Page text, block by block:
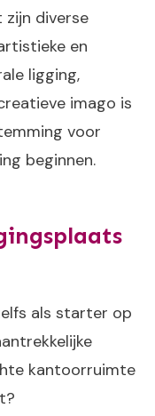
zijn diverse
en
ligging,
imago is
voor
beginnen.
als starter op
kantoorruimte